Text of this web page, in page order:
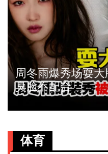
周冬雨爆秀场耍
臭脸不配合
体育